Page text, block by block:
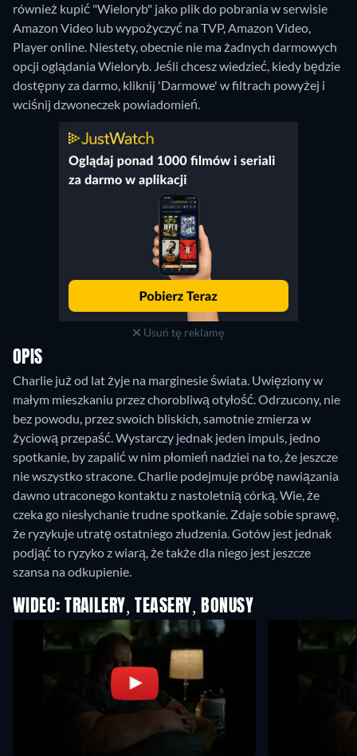
również kupić "Wieloryb" jako plik do pobrania w serwisie
Amazon Video lub wypożyczyć na TVP, Amazon Video,
Player online. Niestety, obecnie nie ma żadnych darmowych
opcji oglądania Wieloryb. Jeśli chcesz wiedzieć, kiedy będzie
dostępny za darmo, kliknij 'Darmowe' w filtrach powyżej i
wciśnij dzwoneczek powiadomień.
Usuń tę reklamę
OPIS
Charlie już od lat żyje na marginesie świata. Uwięziony w
małym mieszkaniu przez chorobliwą otyłość. Odrzucony, nie
bez powodu, przez swoich bliskich, samotnie zmierza w
życiową przepaść. Wystarczy jednak jeden impuls, jedno
spotkanie, by zapalić w nim płomień nadziei na to, że jeszcze
nie wszystko stracone. Charlie podejmuje próbę nawiązania
dawno utraconego kontaktu z nastoletnią córką. Wie, że
czeka go niesłychanie trudne spotkanie. Zdaje sobie sprawę,
że ryzykuje utratę ostatniego złudzenia. Gotów jest jednak
podjąć to ryzyko z wiarą, że także dla niego jest jeszcze
szansa na odkupienie.
WIDEO: TRAILERY, TEASERY, BONUSY